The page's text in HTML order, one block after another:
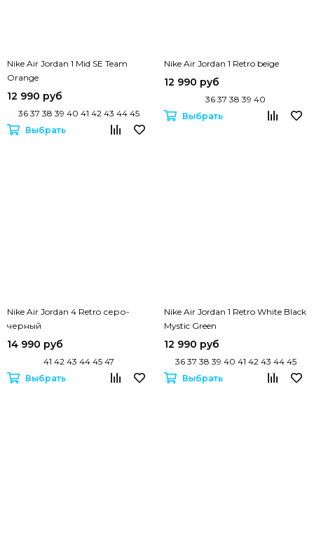
Nike Air Jordan 1 Mid SE Team
Orange
12 990 руб
36 37 38 39 40 41 42 43 44 45
Выбрать
Nike Air Jordan 1 Retro beige
12 990 руб
36 37 38 39 40
Выбрать
Nike Air Jordan 4 Retro серо-
черный
14 990 руб
41 42 43 44 45 47
Выбрать
Nike Air Jordan 1 Retro White Black
Mystic Green
12 990 руб
36 37 38 39 40 41 42 43 44 45
Выбрать